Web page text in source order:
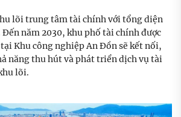
lõi trung tâm tài chính với tổng diện
năm 2030, khu phố tài chính được
Khu công nghiệp An Đồn sẽ kết nối,
năng thu hút và phát triển dịch vụ tài
lõi.